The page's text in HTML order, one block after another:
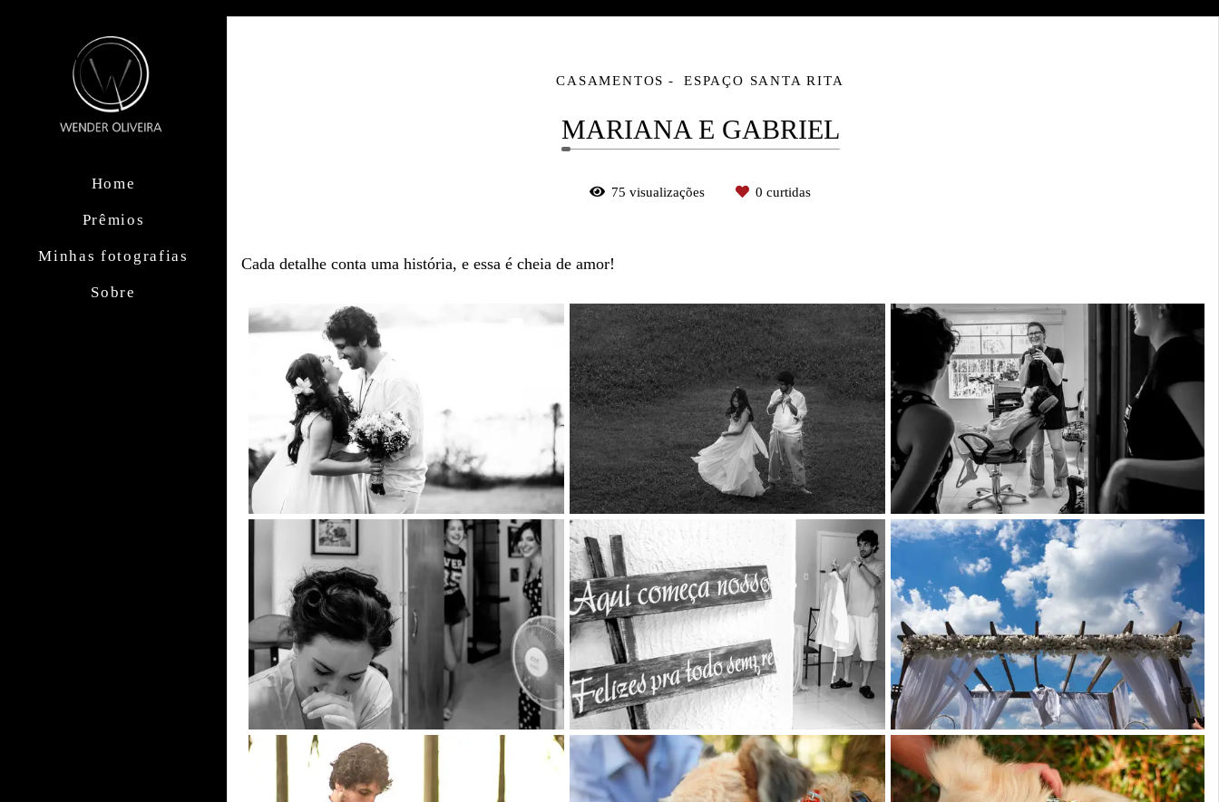
Home
Prêmios
Minhas fotografias
Sobre
CASAMENTOS ESPAÇO SANTA RITA
MARIANA E GABRIEL
75 visualizações 0 curtidas
Cada detalhe conta uma história, e essa é cheia de amor!